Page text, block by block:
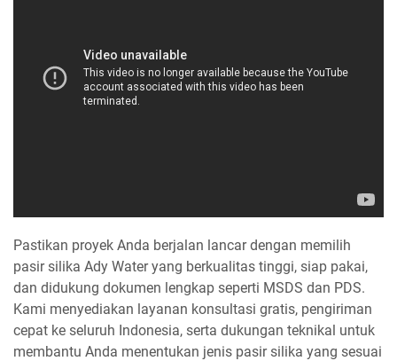
Pastikan proyek Anda berjalan lancar dengan memilih
pasir silika Ady Water yang berkualitas tinggi, siap pakai,
dan didukung dokumen lengkap seperti MSDS dan PDS.
Kami menyediakan layanan konsultasi gratis, pengiriman
cepat ke seluruh Indonesia, serta dukungan teknikal untuk
membantu Anda menentukan jenis pasir silika yang sesuai